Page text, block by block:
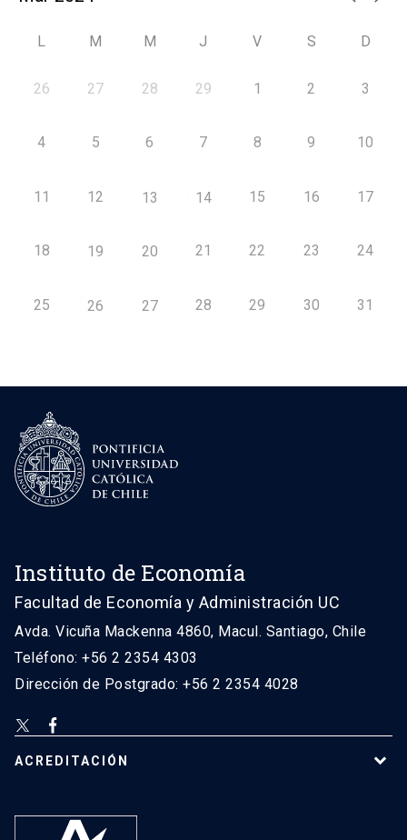
L M M J V S D
26 27 28 29 1 2 3
4 5 6 7 8 9 10
11 12 13 14 15 16 17
18 19 20 21 22 23 24
25 26 27 28 29 30 31
Instituto de Economía
Facultad de Economía y Administración UC
Avda. Vicuña Mackenna 4860, Macul. Santiago, Chile
Teléfono: +56 2 2354 4303
Dirección de Postgrado: +56 2 2354 4028
ACREDITACIÓN